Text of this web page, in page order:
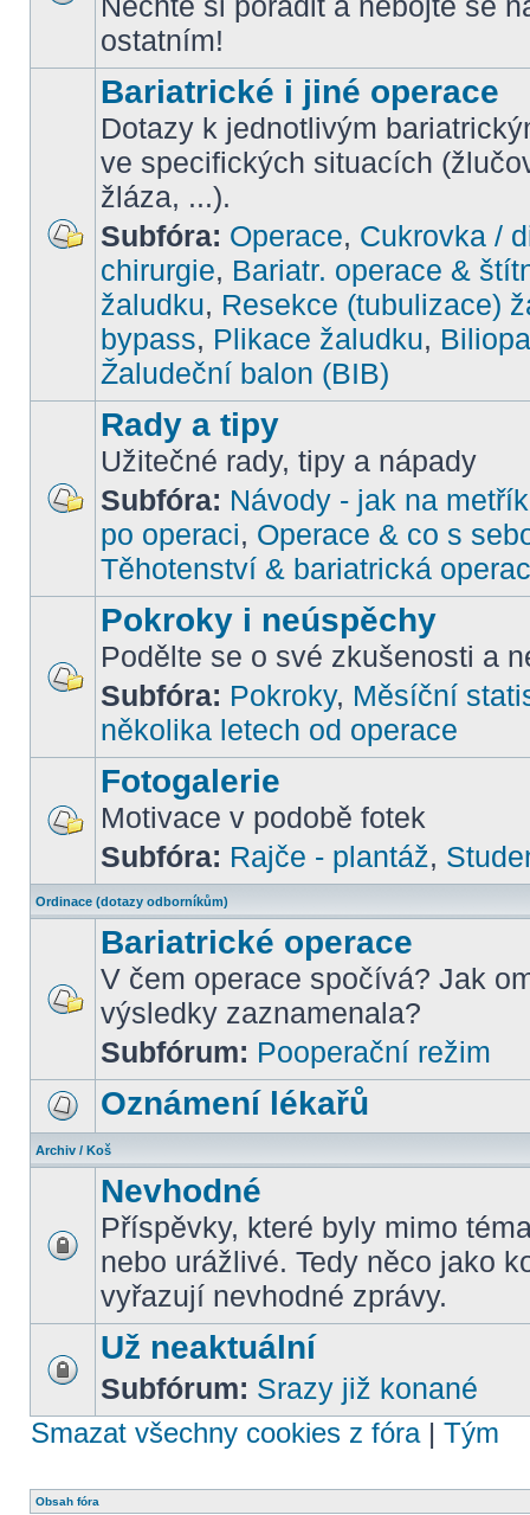
ostatním!
Bariatrické i jiné operace
Dotazy k jednotlivým
ve specifických situacích
žláza, ...).
Subfóra: Operace, Cukrovka /
chirurgie, Bariatr. operace &
žaludku, Resekce (tubulizace)
bypass, Plikace žaludku,
Žaludeční balon (BIB)
Rady a tipy
Užitečné rady, tipy a nápady
Subfóra: Návody - jak na
po operaci, Operace & co s
Těhotenství & bariatrická
Pokroky i neúspěchy
Podělte se o své zkušenosti a
Subfóra: Pokroky, Měsíční
několika letech od operace
Fotogalerie
Motivace v podobě fotek
Subfóra: Rajče - plantáž,
Ordinace (dotazy odborníkům)
Bariatrické operace
V čem operace spočívá? Jak
výsledky zaznamenala?
Subfórum: Pooperační režim
Oznámení lékařů
Archiv / Koš
Nevhodné
Příspěvky, které byly mimo
nebo urážlivé. Tedy něco jako
vyřazují nevhodné zprávy.
Už neaktuální
Subfórum: Srazy již konané
Smazat všechny cookies z fóra| Tým
Obsah fóra